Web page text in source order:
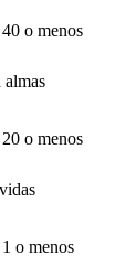
o menos
almas
o menos
o menos